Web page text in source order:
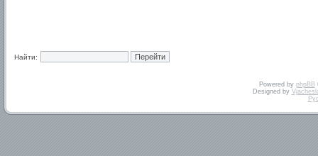
Найти:
Powered by phpBB
Designed by